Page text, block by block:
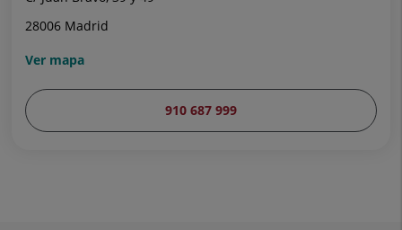
28006 Madrid
Ver mapa
910 687 999